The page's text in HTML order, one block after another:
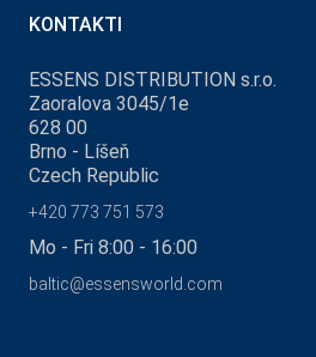
KONTAKTI
ESSENS DISTRIBUTION s.r.o.
Zaoralova 3045/1e
628 00
Brno - Líšeň
Czech Republic
+420 773 751 573
Mo - Fri 8:00 - 16:00
baltic@essensworld.com